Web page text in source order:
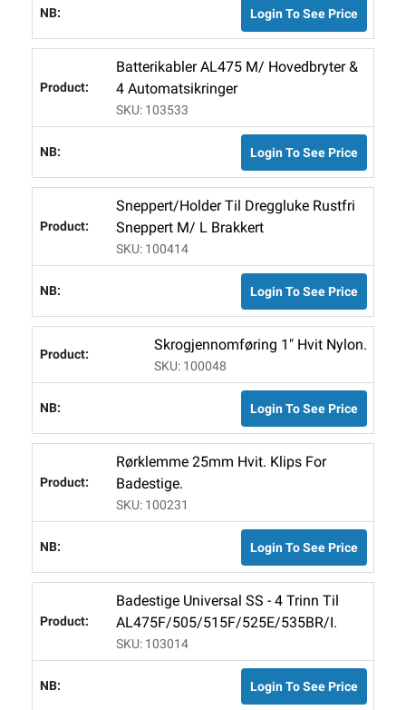
Login To See Price
Batterikabler AL475 M/ Hovedbryter &
4 Automatsikringer
SKU: 103533
Login To See Price
Sneppert/holder Til Dreggluke Rustfri
Sneppert M/ L Brakkert
SKU: 100414
Login To See Price
Skrogjennomføring 1" Hvit Nylon.
SKU: 100048
Login To See Price
Rørklemme 25mm Hvit. Klips For
Badestige.
SKU: 100231
Login To See Price
Badestige Universal SS - 4 Trinn Til
AL475F/505/515F/525E/535BR/I.
SKU: 103014
Login To See Price